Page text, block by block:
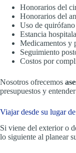
Honorarios del
Honorarios del
Uso de
Estancia
Medicamentos y
Seguimiento
Costos por
Nosotros ofrecemos
presupuestos y
Viajar desde su lugar
Si viene del exterior o
lo siguiente al planear